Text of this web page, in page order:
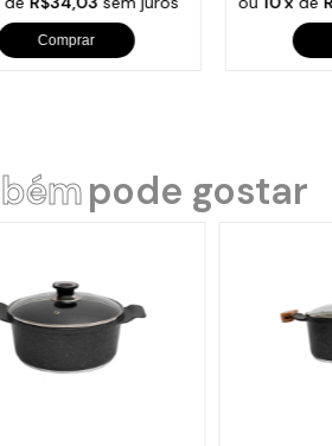
Comprar
pode gostar